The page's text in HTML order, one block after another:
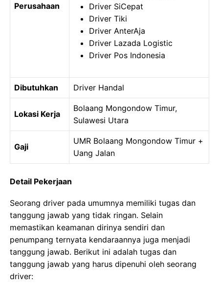
Perusahaan
Driver SiCepat
Driver Tiki
Driver AnterAja
Driver Lazada Logistic
Driver Pos Indonesia
Dibutuhkan Driver Handal
Lokasi Kerja
Bolaang Mongondow Timur,
Sulawesi Utara
Gaji
UMR Bolaang Mongondow Timur +
Uang Jalan
Detail Pekerjaan
Seorang driver pada umumnya memiliki tugas dan
tanggung jawab yang tidak ringan. Selain
memastikan keamanan dirinya sendiri dan
penumpang ternyata kendaraannya juga menjadi
tanggung jawab. Berikut ini adalah tugas dan
tanggung jawab yang harus dipenuhi oleh seorang
driver: